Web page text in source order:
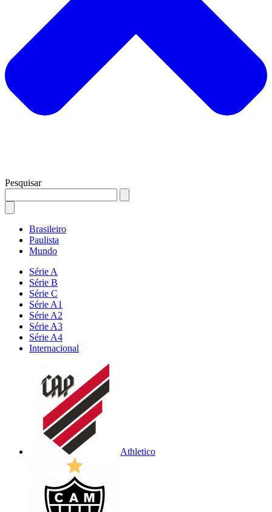
Pesquisar
Brasileiro
Paulista
Mundo
Série A
Série B
Série C
Série A1
Série A2
Série A3
Série A4
Internacional
Athletico